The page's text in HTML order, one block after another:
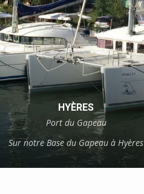
HYÈRES
Port du Gapeau
Sur notre Base du Gapeau à Hyères